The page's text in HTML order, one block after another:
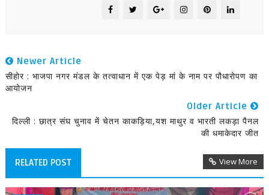
Newer Article
सीहोर : भाजपा नगर मंडल के तत्वाधान में एक पेड़ मां के नाम पर पौधारोपण का
आयोजन
Older Article
दिल्ली : छात्र संघ चुनाव में चेतन काकड़िया,यश माथुर व भारती लकड़ा पैनल
की धमाकेदार जीत
RELATED POST View More